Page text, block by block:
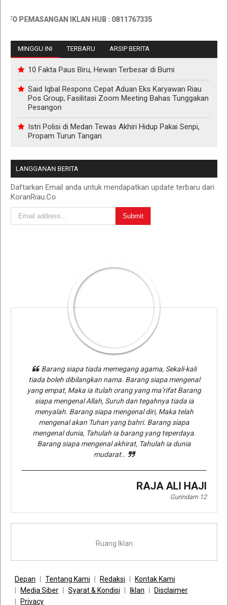
PEMASANGAN IKLAN HUB : 0811767335
MINGGU INI TERBARU ARSIP BERITA
10 Fakta Paus Biru, Hewan Terbesar di Bumi
Said Iqbal Respons Cepat Aduan Eks Karyawan Riau
Pos Group, Fasilitasi Zoom Meeting Bahas Tunggakan
Pesangon
Istri Polisi di Medan Tewas Akhiri Hidup Pakai Senpi,
Propam Turun Tangan
LANGGANAN BERITA
Daftarkan Email anda untuk mendapatkan update terbaru dari
KoranRiau.Co
Barang siapa tiada memegang agama, Sekali-kali
tiada boleh dibilangkan nama. Barang siapa mengenal
yang empat, Maka ia itulah orang yang ma’rifat Barang
siapa mengenal Allah, Suruh dan tegahnya tiada ia
menyalah. Barang siapa mengenal diri, Maka telah
mengenal akan Tuhan yang bahri. Barang siapa
mengenal dunia, Tahulah ia barang yang teperdaya.
Barang siapa mengenal akhirat, Tahulah ia dunia
mudarat..
RAJA ALI HAJI
Gurindam 12
Ruang Iklan
Depan Tentang Kami Redaksi
Kontak Kami
Media Siber
Syarat & Kondisi Iklan
Disclaimer
Privacy